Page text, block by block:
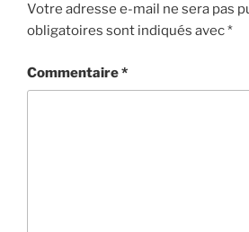
Votre adresse e-mail ne sera pas
obligatoires sont indiqués avec*
Commentaire*